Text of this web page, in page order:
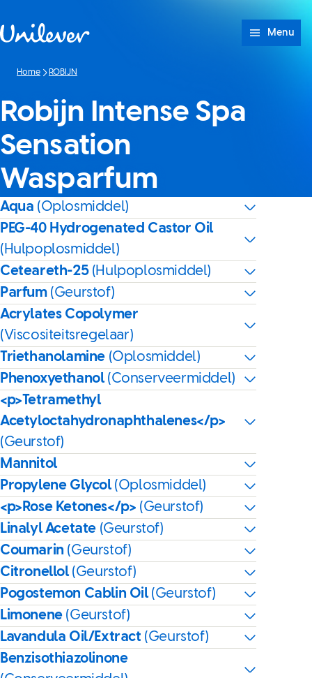
Menu
Home ROBIJN
Robijn Intense Spa
Sensation
Wasparfum
Aqua (Oplosmiddel)
PEG-40 Hydrogenated Castor Oil
(Hulpoplosmiddel)
Ceteareth-25 (Hulpoplosmiddel)
Parfum (Geurstof)
Acrylates Copolymer
(Viscositeitsregelaar)
Triethanolamine (Oplosmiddel)
Phenoxyethanol(Conserveermiddel)
<p>Tetramethyl
Acetyloctahydronaphthalenes</p>
(Geurstof)
Mannitol
Propylene Glycol(Oplosmiddel)
<p>Rose Ketones</p> (Geurstof)
Linalyl Acetate (Geurstof)
Coumarin (Geurstof)
Citronellol(Geurstof)
Pogostemon Cablin Oil(Geurstof)
Limonene (Geurstof)
Lavandula Oil/Extract (Geurstof)
Benzisothiazolinone